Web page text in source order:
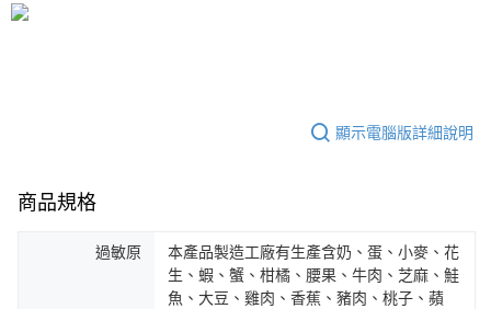
恩沛科技股份有限公司將有權停止該用戶之使用額度並採取法律行動。
顯示電腦版詳細說明
商品規格
過敏原
本產品製造工廠有生產含奶、蛋、小麥、花
生、蝦、蟹、柑橘、腰果、牛肉、芝麻、鮭
魚、大豆、雞肉、香蕉、豬肉、桃子、蘋